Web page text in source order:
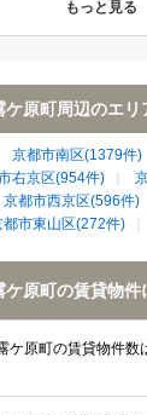
もっと見る
原町周辺のエ
京都市南区(1379件)
右京区(954件)
京都市西京区(596件)
都市東山区(272件)
原町の賃貸物件
ケ原町の賃貸物件数